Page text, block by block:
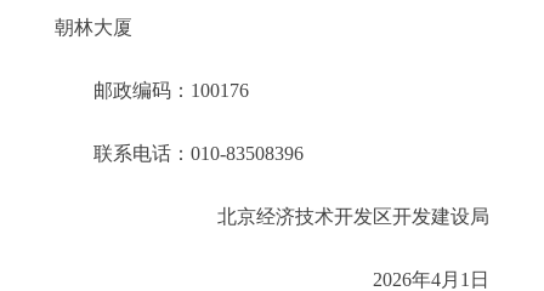
朝林大厦
邮政编码：100176
联系电话：010-83508396
北京经济技术开发区开发建设局
2026年4月1日